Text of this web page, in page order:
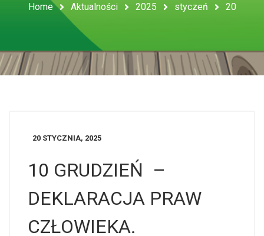
Home Aktualności 2025 styczeń 20
20 STYCZNIA, 2025
10 GRUDZIEŃ –
DEKLARACJA PRAW
CZŁOWIEKA.